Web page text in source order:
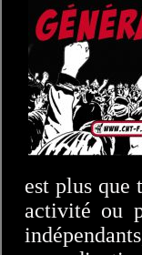
est plus que
activité ou